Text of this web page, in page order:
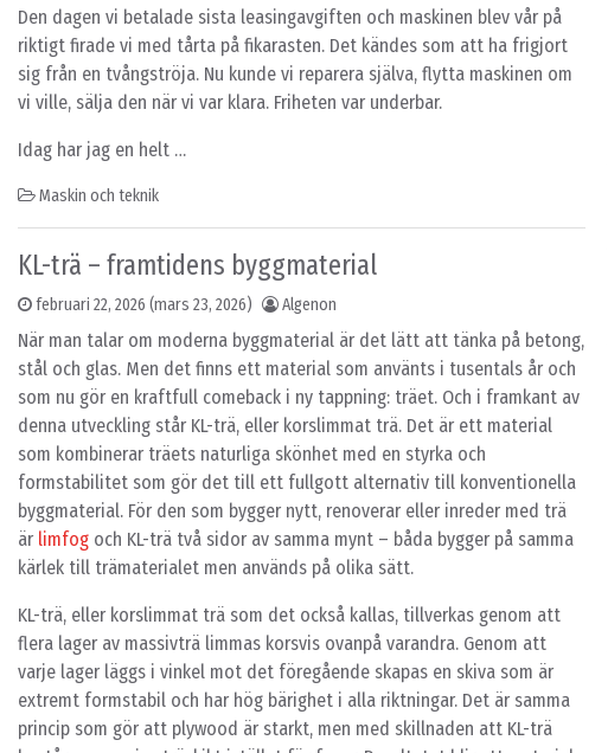
Den dagen vi betalade sista leasingavgiften och maskinen blev vår på
riktigt firade vi med tårta på fikarasten. Det kändes som att ha frigjort
sig från en tvångströja. Nu kunde vi reparera själva, flytta maskinen om
vi ville, sälja den när vi var klara. Friheten var underbar.
Idag har jag en helt …
Maskin och teknik
KL-trä – framtidens byggmaterial
februari 22, 2026 (mars 23, 2026) Algenon
När man talar om moderna byggmaterial är det lätt att tänka på betong,
stål och glas. Men det finns ett material som använts i tusentals år och
som nu gör en kraftfull comeback i ny tappning: träet. Och i framkant av
denna utveckling står KL-trä, eller korslimmat trä. Det är ett material
som kombinerar träets naturliga skönhet med en styrka och
formstabilitet som gör det till ett fullgott alternativ till konventionella
byggmaterial. För den som bygger nytt, renoverar eller inreder med trä
är limfog och KL-trä två sidor av samma mynt – båda bygger på samma
kärlek till trämaterialet men används på olika sätt.
KL-trä, eller korslimmat trä som det också kallas, tillverkas genom att
flera lager av massivträ limmas korsvis ovanpå varandra. Genom att
varje lager läggs i vinkel mot det föregående skapas en skiva som är
extremt formstabil och har hög bärighet i alla riktningar. Det är samma
princip som gör att plywood är starkt, men med skillnaden att KL-trä